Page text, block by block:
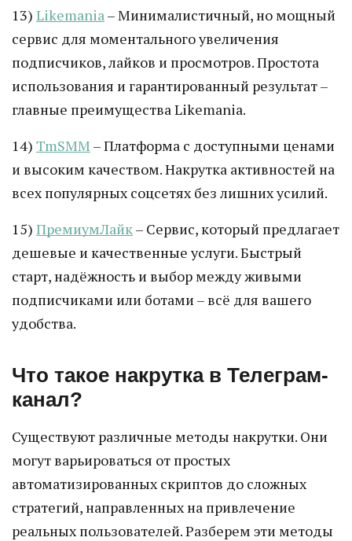
13) Likemania– Минималистичный, но мощный
сервис для моментального увеличения
подписчиков, лайков и просмотров. Простота
использования и гарантированный результат –
главные преимущества Likemania.
14) TmSMM – Платформа с доступными ценами
и высоким качеством. Накрутка активностей на
всех популярных соцсетях без лишних усилий.
15) ПремиумЛайк– Сервис, который предлагает
дешевые и качественные услуги. Быстрый
старт, надёжность и выбор между живыми
подписчиками или ботами – всё для вашего
удобства.
Что такое накрутка в Телеграм-
канал?
Существуют различные методы накрутки. Они
могут варьироваться от простых
автоматизированных скриптов до сложных
стратегий, направленных на привлечение
реальных пользователей. Разберем эти методы